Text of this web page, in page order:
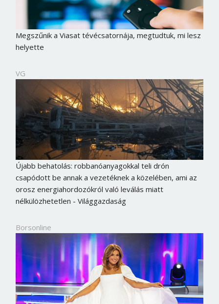
Megszűnik a Viasat tévécsatornája, megtudtuk, mi lesz
helyette
VG
Újabb behatolás: robbanóanyagokkal teli drón
csapódott be annak a vezetéknek a közelében, ami az
orosz energiahordozókról való leválás miatt
nélkülözhetetlen - Világgazdaság
Borsonline